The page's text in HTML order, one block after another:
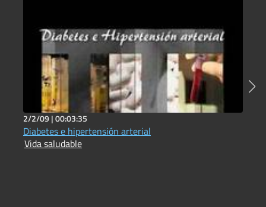
2/2/09 |00:03:35
Diabetes e hipertensión arterial
Vida saludable